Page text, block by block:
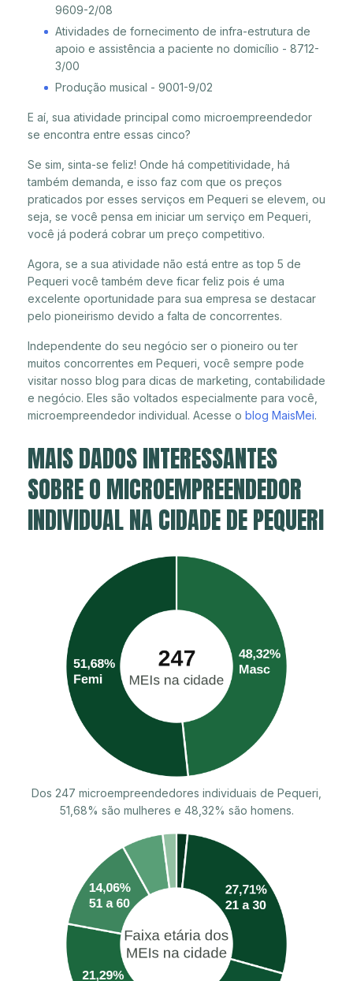
9609-2/08
Atividades de fornecimento de infra-estrutura de
apoio e assistência a paciente no domicílio - 8712-
3/00
Produção musical - 9001-9/02
E aí, sua atividade principal como microempreendedor
se encontra entre essas cinco?
Se sim, sinta-se feliz! Onde há competitividade, há
também demanda, e isso faz com que os preços
praticados por esses serviços em Pequeri se elevem, ou
seja, se você pensa em iniciar um serviço em Pequeri,
você já poderá cobrar um preço competitivo.
Agora, se a sua atividade não está entre as top 5 de
Pequeri você também deve ficar feliz pois é uma
excelente oportunidade para sua empresa se destacar
pelo pioneirismo devido a falta de concorrentes.
Independente do seu negócio ser o pioneiro ou ter
muitos concorrentes em Pequeri, você sempre pode
visitar nosso blog para dicas de marketing, contabilidade
e negócio. Eles são voltados especialmente para você,
microempreendedor individual. Acesse o blog MaisMei.
MAIS DADOS INTERESSANTES
SOBRE O MICROEMPREENDEDOR
INDIVIDUAL NA CIDADE DE PEQUERI
Dos 247 microempreendedores individuais de Pequeri,
51,68% são mulheres e 48,32% são homens.